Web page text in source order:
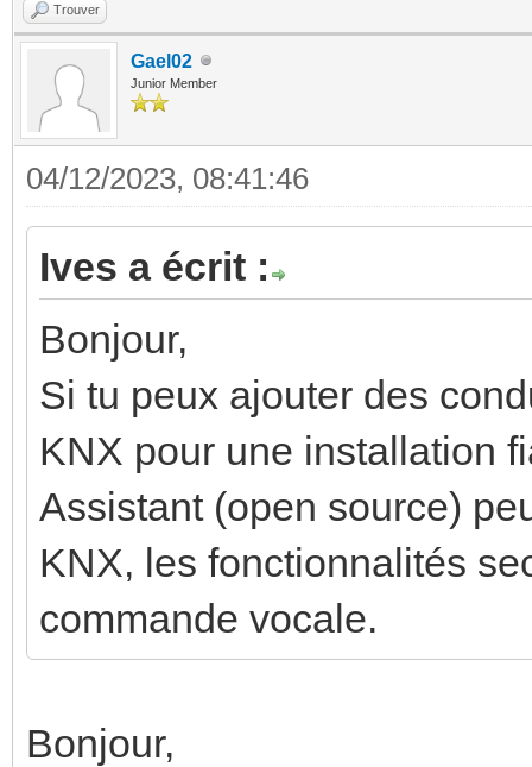
Trouver
Gael02
Junior Member
04/12/2023, 08:41:46
Ives a écrit :
Bonjour,
Si tu peux ajouter des
KNX pour une installation
Assistant (open source)
KNX, les fonctionnalités
commande vocale.
Bonjour,